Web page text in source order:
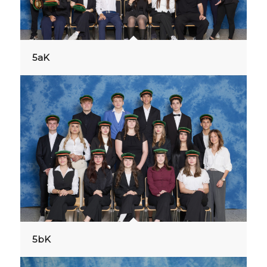
5aK
5bK